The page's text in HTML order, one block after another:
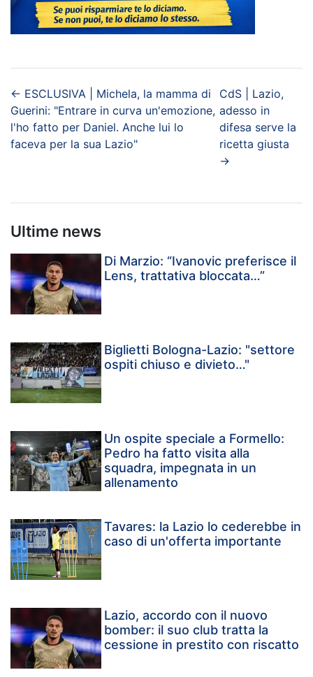
← ESCLUSIVA | Michela, la mamma di
Guerini: "Entrare in curva un'emozione,
l'ho fatto per Daniel. Anche lui lo
faceva per la sua Lazio"
CdS | Lazio,
adesso in
difesa serve la
ricetta giusta
→
Ultime news
Di Marzio: “Ivanovic preferisce il
Lens, trattativa bloccata…”
Biglietti Bologna-Lazio: "settore
ospiti chiuso e divieto…"
Un ospite speciale a Formello:
Pedro ha fatto visita alla
squadra, impegnata in un
allenamento
Tavares: la Lazio lo cederebbe in
caso di un'offerta importante
Lazio, accordo con il nuovo
bomber: il suo club tratta la
cessione in prestito con riscatto